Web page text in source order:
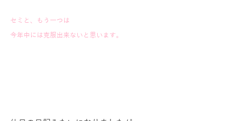
セミと、もう一つは
今年中には克服出来ないと思います。